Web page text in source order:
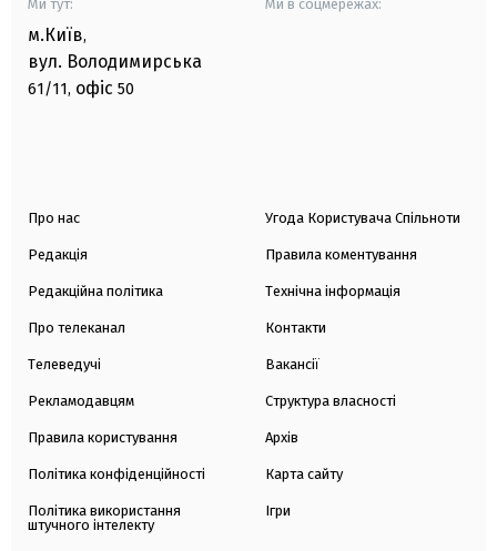
Ми тут:
м.Київ,
вул. Володимирська
61/11, офіс 50
Ми в соцмережах:
Про нас
Редакція
Редакційна політика
Про телеканал
Телеведучі
Рекламодавцям
Правила користування
Політика конфіденційності
Політика використання
штучного інтелекту
Угода Користувача Спільноти
Правила коментування
Технічна інформація
Контакти
Вакансії
Структура власності
Архів
Карта сайту
Ігри